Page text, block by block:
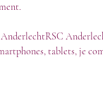
tablets, je